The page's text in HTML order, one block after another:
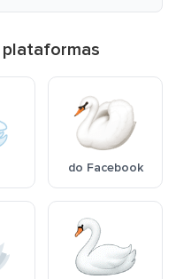
plataformas
do Facebook